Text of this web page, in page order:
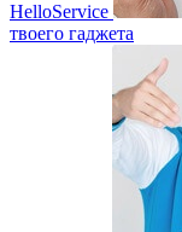
HelloService
твоего гаджета